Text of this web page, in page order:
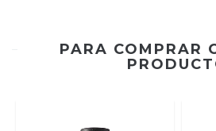
PARA COMPRAR